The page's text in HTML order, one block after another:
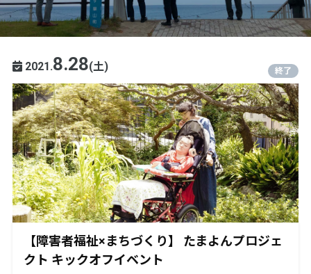
2021.8.28(土) 終了
【障害者福祉×まちづくり】 たまよんプロジェ
クト キックオフイベント